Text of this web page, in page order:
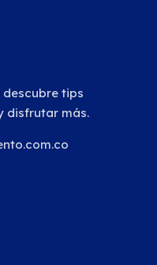
tips
disfrutar más.